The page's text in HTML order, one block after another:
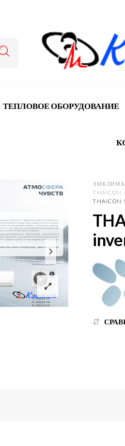
ТЕПЛОВОЕ ОБОРУДОВАНИЕ
THAICON
THAICON